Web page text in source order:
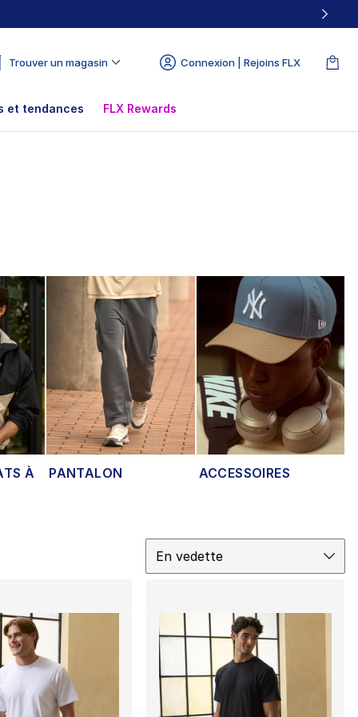
Trouver un magasin Connexion | Rejoins FLX
et tendances FLX Rewards
À
PANTALON ACCESSOIRES
En vedette